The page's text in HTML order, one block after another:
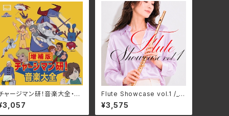
ャージマン研！音楽大全・増
版/宮内國郎 3SCD-007
仕様:CD)
Flute Showcase vol.1 /_フ
ルートショーケース vol.1/Var
ious Artists GNRS-003
¥3,575